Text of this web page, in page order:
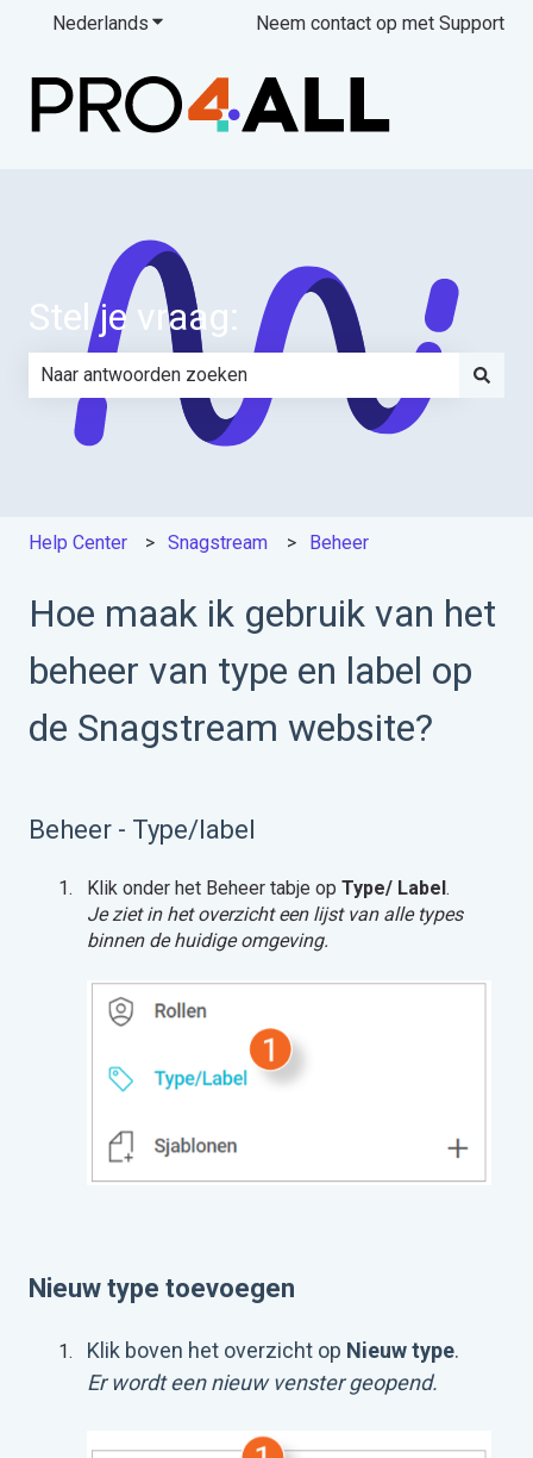
Nederlands Submenu tonen voor vertalingen
Neem contact op met Support
Stel je vraag:
Er zijn geen suggesties want het zoekveld is leeg.
Help Center Snagstream Beheer
Hoe maak ik gebruik van het
beheer van type en label op
de Snagstream website?
Beheer - Type/label
Klik onder het Beheer tabje op Type/ Label.
Je ziet in het overzicht een lijst van alle types
binnen de huidige omgeving.
Nieuw type toevoegen
Klik boven het overzicht op Nieuw type.
Er wordt een nieuw venster geopend.